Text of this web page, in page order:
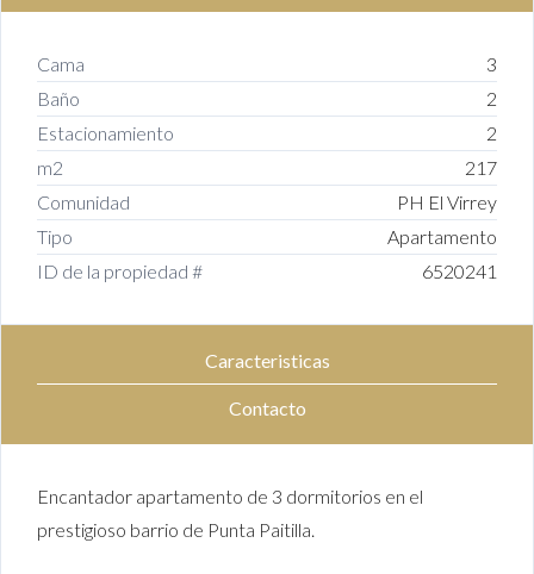
Cama
3
Baño
2
Estacionamiento
2
m2
217
Comunidad
PH El Virrey
Tipo
Apartamento
ID de la propiedad #
6520241
Caracteristicas
Contacto
Encantador apartamento de 3 dormitorios en el
prestigioso barrio de Punta Paitilla.